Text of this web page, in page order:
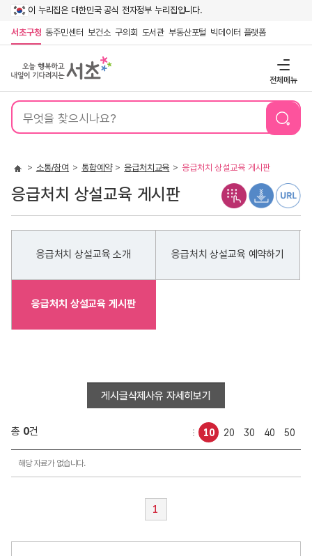
이 누리집은 대한민국 공식 전자정부 누리집입니다.
서초구청 동주민센터 보건소 구의회 도서관 부동산포털 빅데이터 플랫폼
전체메뉴
통
검
소통/참여 통합예약 응급처치교육 응급처치 상설교육 게시판
응급처치 상설교육 게시판
응급처치 상설교육 소개 응급처치 상설교육 예약하기
응급처치 상설교육 게시판
게시글삭제사유 자세히보기
총 0건 10 20 30 40 50
응해당 자료가 없습니다.
1